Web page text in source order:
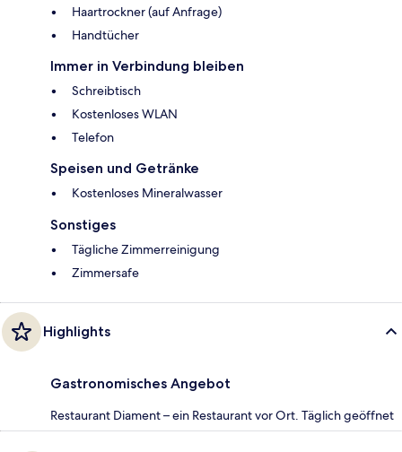
Haartrockner (auf Anfrage)
Handtücher
Immer in Verbindung bleiben
Schreibtisch
Kostenloses WLAN
Telefon
Speisen und Getränke
Kostenloses Mineralwasser
Sonstiges
Tägliche Zimmerreinigung
Zimmersafe
Highlights
Gastronomisches Angebot
Restaurant Diament – ein Restaurant vor Ort. Täglich geöffnet